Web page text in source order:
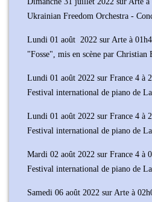
Ukrainian Freedom Orchestra -
Lundi 01 août 2022 sur Arte à
"Fosse", mis en scène par Christian
Lundi 01 août 2022 sur France 4 à
Festival international de piano de
Lundi 01 août 2022 sur France 4 à
Festival international de piano de
Mardi 02 août 2022 sur France 4 à
Festival international de piano de
Samedi 06 août 2022 sur Arte à